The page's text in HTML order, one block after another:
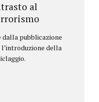
al
pubblicazione
della